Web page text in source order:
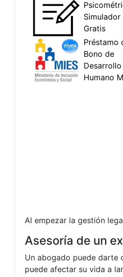
Al empezar la gestión
Asesoría de un
Un abogado puede darte
puede afectar su vida a